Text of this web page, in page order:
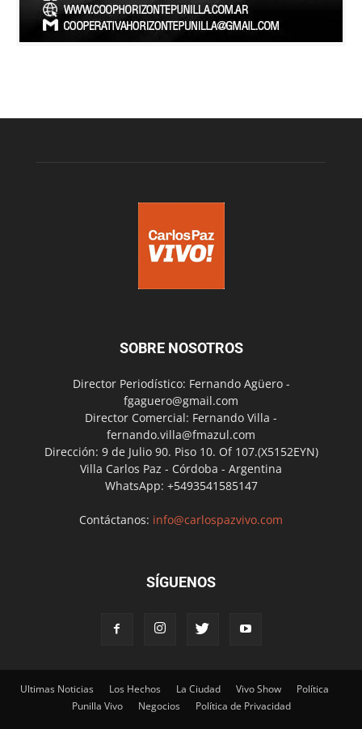
SOBRE NOSOTROS
Director Periodístico: Fernando Agüero -
fgaguero@gmail.com
Director Comercial: Fernando Villa -
fernando.villa@fmazul.com
Dirección: 9 de Julio 90. Piso 10. Of 107.(X5152EYN)
Villa Carlos Paz - Córdoba - Argentina
WhatsApp: +5493541585147
Contáctanos: info@carlospazvivo.com
SÍGUENOS
Ultimas Noticias Los Hechos La Ciudad Vivo Show
Política
Punilla Vivo
Negocios Política de Privacidad